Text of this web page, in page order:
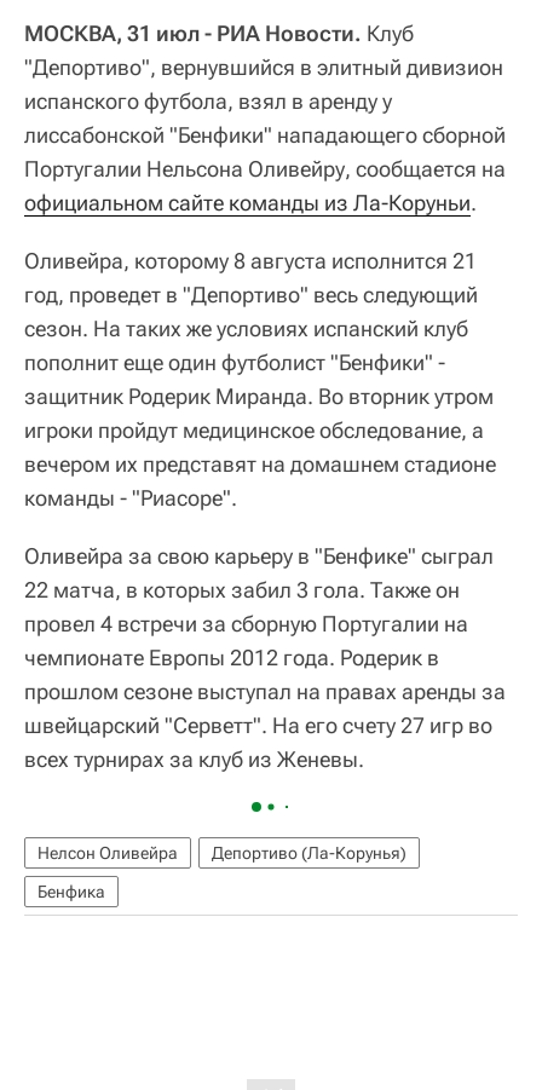
МОСКВА, 31 июл - РИА Новости. Клуб
"Депортиво", вернувшийся в элитный дивизион
испанского футбола, взял в аренду у
лиссабонской "Бенфики" нападающего сборной
Португалии Нельсона Оливейру, сообщается на
официальном сайте команды из Ла-Коруньи.
Оливейра, которому 8 августа исполнится 21
год, проведет в "Депортиво" весь следующий
сезон. На таких же условиях испанский клуб
пополнит еще один футболист "Бенфики" -
защитник Родерик Миранда. Во вторник утром
игроки пройдут медицинское обследование, а
вечером их представят на домашнем стадионе
команды - "Риасоре".
Оливейра за свою карьеру в "Бенфике" сыграл
22 матча, в которых забил 3 гола. Также он
провел 4 встречи за сборную Португалии на
чемпионате Европы 2012 года. Родерик в
прошлом сезоне выступал на правах аренды за
швейцарский "Серветт". На его счету 27 игр во
всех турнирах за клуб из Женевы.
Нелсон Оливейра
Депортиво (Ла-Корунья)
Бенфика